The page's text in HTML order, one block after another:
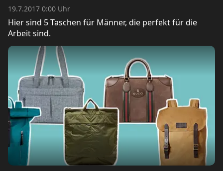
19.7.2017 0:00 Uhr
Hier sind 5 Taschen für Männer, die perfekt für die
Arbeit sind.